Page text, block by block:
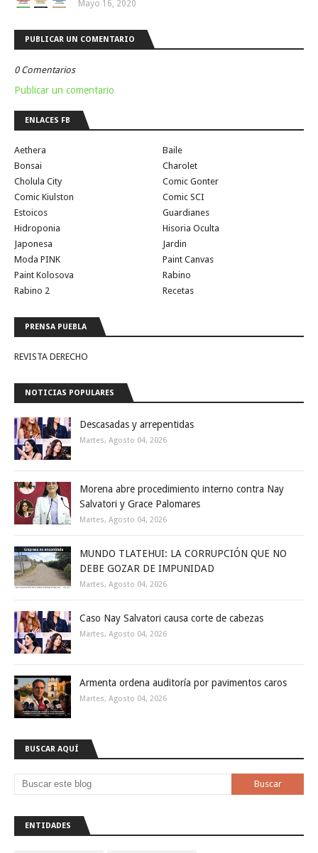
Mayo 16, 2020
PUBLICAR UN COMENTARIO
0 Comentarios
Publicar un comentario
ENLACES FB
Aethera
Baile
Bonsai
Charolet
Cholula City
Comic Gonter
Comic Kiulston
Comic SCI
Estoicos
Guardianes
Hidroponia
Hisoria Oculta
Japonesa
Jardin
Moda PINK
Paint Canvas
Paint Kolosova
Rabino
Rabino 2
Recetas
PRENSA PUEBLA
REVISTA DERECHO
NOTICIAS POPULARES
Descasadas y arrepentidas
Martes, Agosto 04, 2026
Morena abre procedimiento interno contra Nay
Salvatori y Grace Palomares
Martes, Agosto 04, 2026
MUNDO TLATEHUI: LA CORRUPCIÓN QUE NO
DEBE GOZAR DE IMPUNIDAD
Martes, Agosto 04, 2026
Caso Nay Salvatori causa corte de cabezas
Martes, Agosto 04, 2026
Armenta ordena auditoría por pavimentos caros
Martes, Agosto 04, 2026
BUSCAR AQUÍ
ENTIDADES